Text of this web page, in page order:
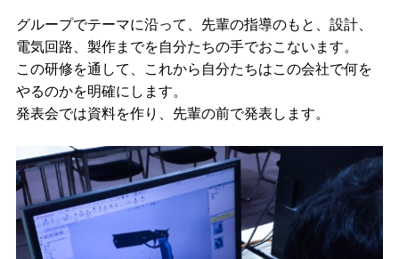
グループでテーマに沿って、先輩の指導のもと、設計、
電気回路、製作までを自分たちの手でおこないます。
この研修を通して、これから自分たちはこの会社で何を
やるのかを明確にします。
発表会では資料を作り、先輩の前で発表します。